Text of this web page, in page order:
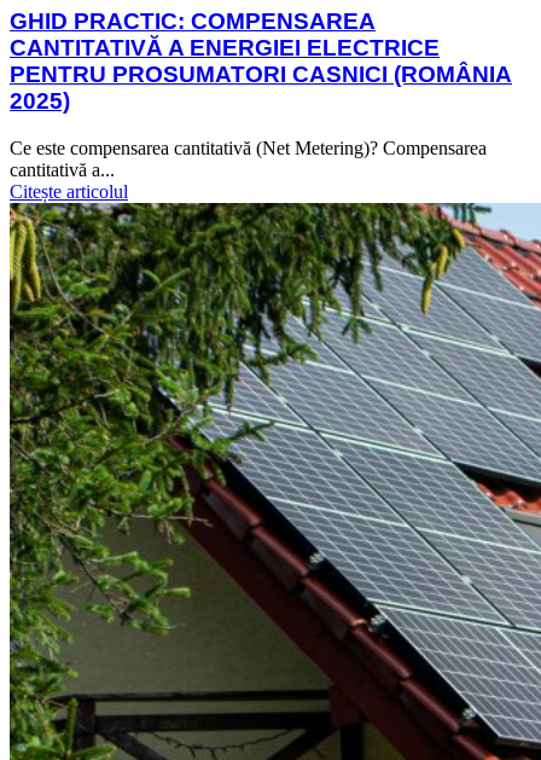
GHID PRACTIC: COMPENSAREA
CANTITATIVĂ A ENERGIEI ELECTRICE
PENTRU PROSUMATORI CASNICI (ROMÂNIA
2025)
Ce este compensarea cantitativă (Net Metering)? Compensarea
cantitativă a...
Citește articolul